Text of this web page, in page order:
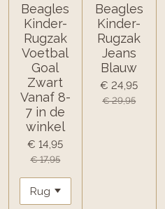
Beagles
Kinder-
Rugzak
Voetbal
Goal
Zwart
Vanaf 8-
7 in de
winkel
€ 14,95
€ 17,95
Beagles
Kinder-
Rugzak
Jeans
Blauw
€ 24,95
€ 29,95